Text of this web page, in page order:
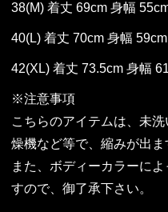
38(M) 着丈 69cm 身幅
40(L) 着丈 70cm 身幅
42(XL) 着丈 73.5cm 身幅
※注意事項
こちらのアイテムは、未
燥機など等で、縮みが出ま
また、ボディーカラーに
すので、御了承下さい。